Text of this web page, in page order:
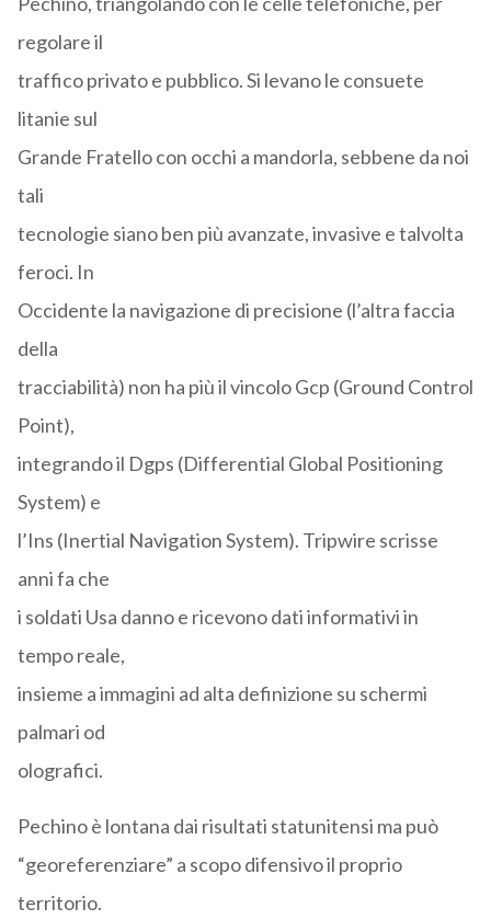
regolare il
traffico privato e pubblico. Si levano le consuete
litanie sul
Grande Fratello con occhi a mandorla, sebbene da noi
tali
tecnologie siano ben più avanzate, invasive e talvolta
feroci. In
Occidente la navigazione di precisione (l’altra faccia
della
tracciabilità) non ha più il vincolo Gcp (Ground Control
Point),
integrando il Dgps (Differential Global Positioning
System) e
l’Ins (Inertial Navigation System). Tripwire scrisse
anni fa che
i soldati Usa danno e ricevono dati informativi in
tempo reale,
insieme a immagini ad alta definizione su schermi
palmari od
olografici.
Pechino è lontana dai risultati statunitensi ma può
“georeferenziare” a scopo difensivo il proprio
territorio.